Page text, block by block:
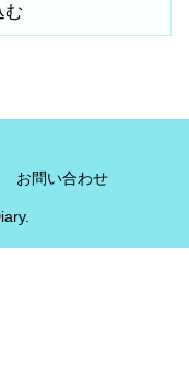
む
お問い合わせ